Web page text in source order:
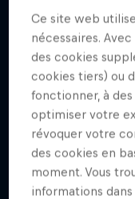
Ce site web
nécessaires.
des cookies
cookies tiers) ou
fonctionner, à
optimiser votre
révoquer votre
des cookies en
moment. Vous
informations